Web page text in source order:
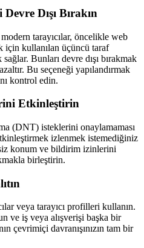
Dışı Bırakın
tarayıcılar, öncelikle web
kullanılan üçüncü taraf
Bunları devre dışı bırakmak
Bu seçeneği yapılandırmak
kontrol edin.
Etkinleştirin
(DNT) isteklerini onaylamaması
izlenmek istemediğiniz
konum ve bildirim izinlerini
birleştirin.
veya tarayıcı profilleri kullanın.
ve iş veya alışverişi başka bir
çevrimiçi davranışınızın tam bir